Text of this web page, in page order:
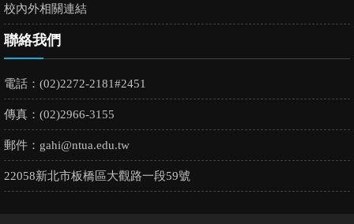
校內外相關連結
聯絡我們
電話：(02)2272-2181#2451
傳真：(02)2966-3155
郵件： gahi@ntua.edu.tw
22058新北市板橋區大觀路一段59號